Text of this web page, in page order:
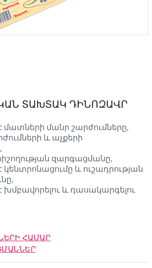
ՏԱԽՏԱԿ ԴԻՆՈԶԱՎՐ
մատների մանր շարժումները,
և աչքերի
զարգացմանը,
և ուշադրության
խմբավորելու և դասակարգելու
ՀԱՄԱՐ